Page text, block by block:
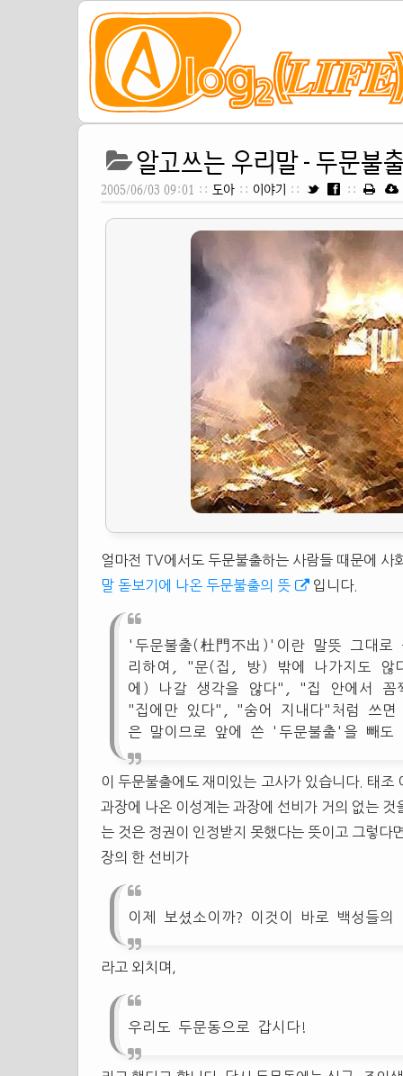
알고쓰는 우리말 - 두문불
2005/06/03 09:01 :: 도아 :: 이야기 :: ::
얼마전 TV에서도 두문불출하는 사람들 때문에
말 돋보기에 나온 두문불출의 뜻
입니다.
'두문불출(杜門不出)'이란 말뜻 그대
리하여, "문(집, 방) 밖에 나가지도
에) 나갈 생각을 않다", "집 안에서 꼼
"집에만 있다", "숨어 지내다"처럼 쓰
은 말이므로 앞에 쓴 '두문불출'을 빼도
이 두문불출에도 재미있는 고사가 있습니다. 태
과장에 나온 이성계는 과장에 선비가 거의 없는
는 것은 정권이 인정받지 못했다는 뜻이고 그렇다
장의 한 선비가
이제 보셨소이까? 이것이 바로 백성들
라고 외치며,
우리도 두문동으로 갑시다!